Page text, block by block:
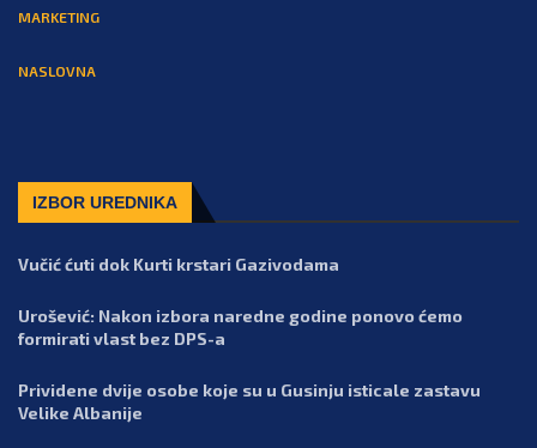
MARKETING
NASLOVNA
IZBOR UREDNIKA
Vučić ćuti dok Kurti krstari Gazivodama
Urošević: Nakon izbora naredne godine ponovo ćemo
formirati vlast bez DPS-a
Prividene dvije osobe koje su u Gusinju isticale zastavu
Velike Albanije